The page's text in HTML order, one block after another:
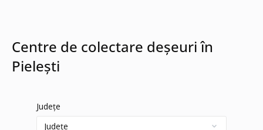
Centre de colectare deșeuri în
Pielești
Județe